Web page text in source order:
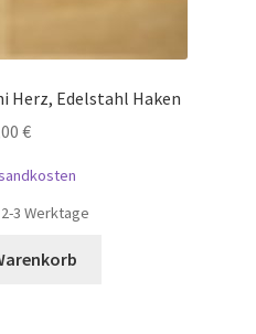
Herz, Edelstahl Haken
€
2-3 Werktage